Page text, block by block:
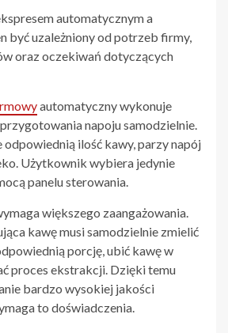
automatycznym a
być uzależniony od potrzeb firmy,
oraz oczekiwań dotyczących
automatyczny wykonuje
napoju samodzielnie.
odpowiednią ilość kawy, parzy napój
Użytkownik wybiera jedynie
panelu sterowania.
większego zaangażowania.
kawę musi samodzielnie zmielić
porcję, ubić kawę w
proces ekstrakcji. Dzięki temu
bardzo wysokiej jakości
to doświadczenia.